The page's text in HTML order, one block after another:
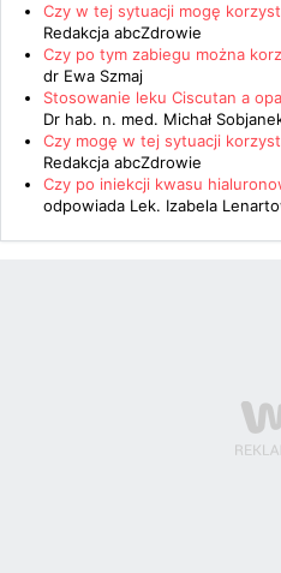
Czy w tej sytuacji mogę
Redakcja abcZdrowie
Czy po tym zabiegu można
dr Ewa Szmaj
Stosowanie leku Ciscutan a
Dr hab. n. med. Michał
Czy mogę w tej sytuacji
Redakcja abcZdrowie
Czy po iniekcji kwasu
odpowiada Lek. Izabela